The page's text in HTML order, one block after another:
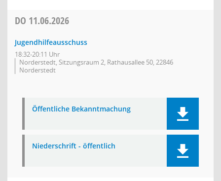
DO 11.06.2026
Jugendhilfeausschuss
18:32-20:11 Uhr
Norderstedt, Sitzungsraum 2, Rathausallee 50, 22846
Norderstedt
Öffentliche Bekanntmachung
Niederschrift - öffentlich